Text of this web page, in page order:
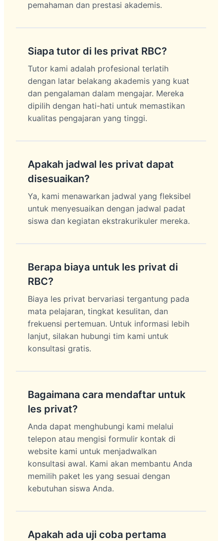
pemahaman dan prestasi akademis.
Siapa tutor di les privat RBC?
Tutor kami adalah profesional terlatih
dengan latar belakang akademis yang kuat
dan pengalaman dalam mengajar. Mereka
dipilih dengan hati-hati untuk memastikan
kualitas pengajaran yang tinggi.
Apakah jadwal les privat dapat
disesuaikan?
Ya, kami menawarkan jadwal yang fleksibel
untuk menyesuaikan dengan jadwal padat
siswa dan kegiatan ekstrakurikuler mereka.
Berapa biaya untuk les privat di
RBC?
Biaya les privat bervariasi tergantung pada
mata pelajaran, tingkat kesulitan, dan
frekuensi pertemuan. Untuk informasi lebih
lanjut, silakan hubungi tim kami untuk
konsultasi gratis.
Bagaimana cara mendaftar untuk
les privat?
Anda dapat menghubungi kami melalui
telepon atau mengisi formulir kontak di
website kami untuk menjadwalkan
konsultasi awal. Kami akan membantu Anda
memilih paket les yang sesuai dengan
kebutuhan siswa Anda.
Apakah ada uji coba pertama